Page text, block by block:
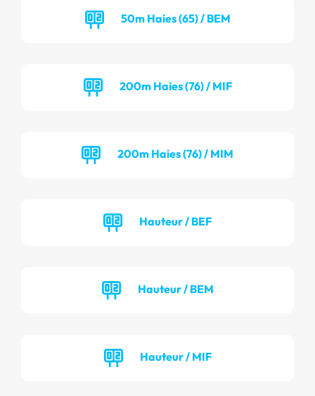
50m Haies (65) / BEM
200m Haies (76) / MIF
200m Haies (76) / MIM
Hauteur / BEF
Hauteur / BEM
Hauteur / MIF